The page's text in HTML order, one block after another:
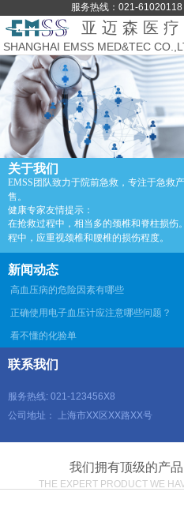
服务热线：021-61020118
亚 迈 森 医 疗
SHANGHAI EMSS MED&TEC
关于我们
EMSS团队致力于院前急救，专注于急救
售。
健康专家友情提示：
在抢救过程中，相当多的颈椎和脊柱损伤
程中，应重视颈椎和腰椎的损伤程度。
新闻动态
高血压病的危险因素有哪些
正确使用电子血压计应注意哪些问题？
看不懂的化验单
联系我们
服务热线: 021-123456X8
公司地址： 上海市XX区XX路XX号
我们拥有顶级的产品
THE EXPERT PRODUCT WE